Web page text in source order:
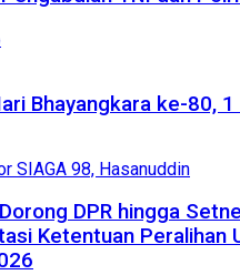
Bhayangkara ke-80,
DPR hingga
Ketentuan Peralihan